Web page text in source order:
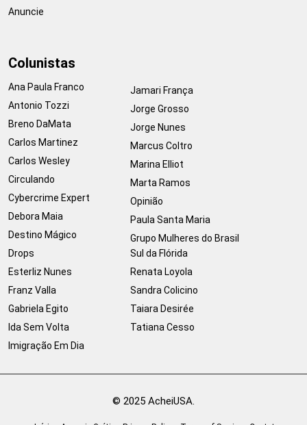
Anuncie
Colunistas
Ana Paula Franco
Antonio Tozzi
Breno DaMata
Carlos Martinez
Carlos Wesley
Circulando
Cybercrime Expert
Debora Maia
Destino Mágico
Drops
Esterliz Nunes
Franz Valla
Gabriela Egito
Ida Sem Volta
Imigração Em Dia
Jamari França
Jorge Grosso
Jorge Nunes
Marcus Coltro
Marina Elliot
Marta Ramos
Opinião
Paula Santa Maria
Grupo Mulheres do Brasil
Sul da Flórida
Renata Loyola
Sandra Colicino
Taiara Desirée
Tatiana Cesso
© 2025 AcheiUSA.